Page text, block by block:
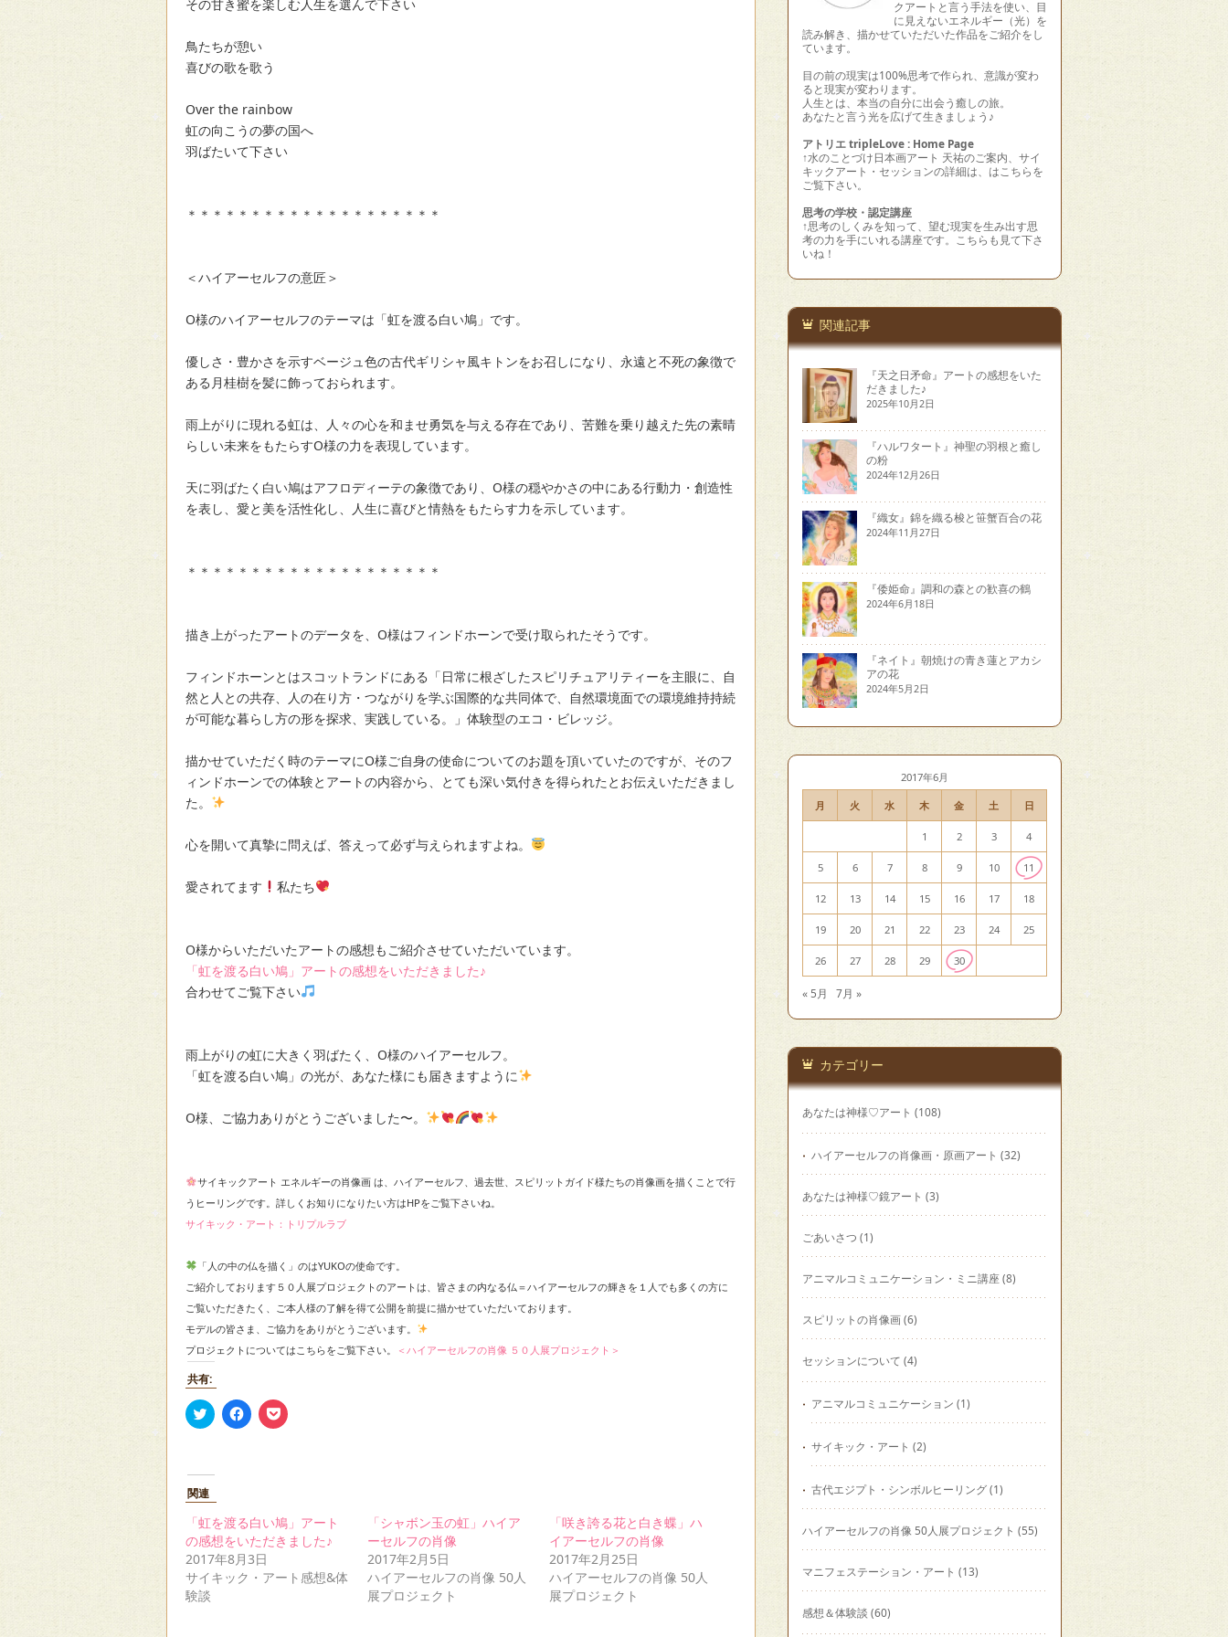
その甘き蜜を楽しむ人生を選んで下さい
鳥たちが憩い
喜びの歌を歌う
Over the rainbow
虹の向こうの夢の国へ
羽ばたいて下さい
＊＊＊＊＊＊＊＊＊＊＊＊＊＊＊＊＊＊＊＊
＜ハイアーセルフの意匠＞
O様のハイアーセルフのテーマは「虹を渡る白い鳩」です。
優しさ・豊かさを示すベージュ色の古代ギリシャ風キトンをお召しになり、永遠と不死の象徴で
ある月桂樹を髪に飾っておられます。
雨上がりに現れる虹は、人々の心を和ませ勇気を与える存在であり、苦難を乗り越えた先の素晴
らしい未来をもたらすO様の力を表現しています。
天に羽ばたく白い鳩はアフロディーテの象徴であり、O様の穏やかさの中にある行動力・創造性
を表し、愛と美を活性化し、人生に喜びと情熱をもたらす力を示しています。
＊＊＊＊＊＊＊＊＊＊＊＊＊＊＊＊＊＊＊＊
描き上がったアートのデータを、O様はフィンドホーンで受け取られたそうです。
フィンドホーンとはスコットランドにある「日常に根ざしたスピリチュアリティーを主眼に、自
然と人との共存、人の在り方・つながりを学ぶ国際的な共同体で、自然環境面での環境維持持続
が可能な暮らし方の形を探求、実践している。」体験型のエコ・ビレッジ。
描かせていただく時のテーマにO様ご自身の使命についてのお題を頂いていたのですが、そのフ
ィンドホーンでの体験とアートの内容から、とても深い気付きを得られたとお伝えいただきまし
た。
心を開いて真摯に問えば、答えって必ず与えられますよね。
愛されてます 私たち
O様からいただいたアートの感想もご紹介させていただいています。
「虹を渡る白い鳩」アートの感想をいただきました♪
合わせてご覧下さい
雨上がりの虹に大きく羽ばたく、O様のハイアーセルフ。
「虹を渡る白い鳩」の光が、あなた様にも届きますように
O様、ご協力ありがとうございました〜。
サイキックアート エネルギーの肖像画 は、ハイアーセルフ、過去世、スピリットガイド様たちの肖像画を描くことで行
うヒーリングです。詳しくお知りになりたい方はHPをご覧下さいね。
サイキック・アート：トリプルラブ
「人の中の仏を描く」のはYUKOの使命です。
ご紹介しております５０人展プロジェクトのアートは、皆さまの内なる仏＝ハイアーセルフの輝きを１人でも多くの方に
ご覧いただきたく、ご本人様の了解を得て公開を前提に描かせていただいております。
モデルの皆さま、ご協力をありがとうございます。
プロジェクトについてはこちらをご覧下さい。
＜ハイアーセルフの肖像 ５０人展プロジェクト＞
共有:
ク
リ
で
共
有
(新
し
い
ウ
ィ
ン
ド
Facebook
で
リ
ッ
ク
し
て
く
ク
リ
ェ
ア
(新
し
ウ
ィ
関連
「虹を渡る白い鳩」アート
の感想をいただきました♪
2017年8月3日
サイキック・アート感想&体
験談
「シャボン玉の虹」ハイア
ーセルフの肖像
2017年2月5日
ハイアーセルフの肖像 50人
展プロジェクト
「咲き誇る花と白き蝶」ハ
イアーセルフの肖像
2017年2月25日
ハイアーセルフの肖像 50人
展プロジェクト
クアートと言う手法を使い、目
に見えないエネルギー（光）を
読み解き、描かせていただいた作品をご紹介をし
ています。
目の前の現実は100%思考で作られ、意識が変わ
ると現実が変わります。
人生とは、本当の自分に出会う癒しの旅。
あなたと言う光を広げて生きましょう♪
アトリエ tripleLove : Home Page
↑水のことづけ日本画アート 天祐のご案内、サイ
キックアート・セッションの詳細は、はこちらを
ご覧下さい。
思考の学校・認定講座
↑思考のしくみを知って、望む現実を生み出す思
考の力を手にいれる講座です。こちらも見て下さ
いね！
関連記事
『天之日矛命』アートの感想をいた
だきました♪
2025年10月2日
『ハルワタート』神聖の羽根と癒し
の粉
2024年12月26日
『織女』錦を織る梭と笹蟹百合の花
2024年11月27日
『倭姫命』調和の森との歓喜の鶴
2024年6月18日
『ネイト』朝焼けの青き蓮とアカシ
アの花
2024年5月2日
2017年6月
月 火 水 木 金 土 日
1 2 3 4
5 6 7 8 9 10 11
12 13 14 15 16 17 18
19 20 21 22 23 24 25
26 27 28 29 30
« 5月 7月 »
カテゴリー
あなたは神様♡アート (108)
ハイアーセルフの肖像画・原画アート (32)
あなたは神様♡鏡アート (3)
ごあいさつ (1)
アニマルコミュニケーション・ミニ講座(8)
スピリットの肖像画(6)
セッションについて (4)
アニマルコミュニケーション (1)
サイキック・アート (2)
古代エジプト・シンボルヒーリング(1)
ハイアーセルフの肖像 50人展プロジェクト (55)
マニフェステーション・アート (13)
感想＆体験談 (60)